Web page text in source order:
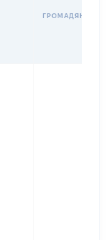
ГРОМАДЯНСТВО